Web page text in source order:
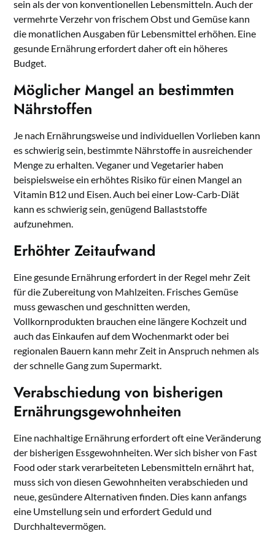
sein als der von konventionellen Lebensmitteln. Auch der
vermehrte Verzehr von frischem Obst und Gemüse kann
die monatlichen Ausgaben für Lebensmittel erhöhen. Eine
gesunde Ernährung erfordert daher oft ein höheres
Budget.
Möglicher Mangel an bestimmten
Nährstoffen
Je nach Ernährungsweise und individuellen Vorlieben kann
es schwierig sein, bestimmte Nährstoffe in ausreichender
Menge zu erhalten. Veganer und Vegetarier haben
beispielsweise ein erhöhtes Risiko für einen Mangel an
Vitamin B12 und Eisen. Auch bei einer Low-Carb-Diät
kann es schwierig sein, genügend Ballaststoffe
aufzunehmen.
Erhöhter Zeitaufwand
Eine gesunde Ernährung erfordert in der Regel mehr Zeit
für die Zubereitung von Mahlzeiten. Frisches Gemüse
muss gewaschen und geschnitten werden,
Vollkornprodukten brauchen eine längere Kochzeit und
auch das Einkaufen auf dem Wochenmarkt oder bei
regionalen Bauern kann mehr Zeit in Anspruch nehmen als
der schnelle Gang zum Supermarkt.
Verabschiedung von bisherigen
Ernährungsgewohnheiten
Eine nachhaltige Ernährung erfordert oft eine Veränderung
der bisherigen Essgewohnheiten. Wer sich bisher von Fast
Food oder stark verarbeiteten Lebensmitteln ernährt hat,
muss sich von diesen Gewohnheiten verabschieden und
neue, gesündere Alternativen finden. Dies kann anfangs
eine Umstellung sein und erfordert Geduld und
Durchhaltevermögen.